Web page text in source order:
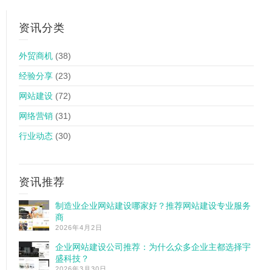
资讯分类
外贸商机 (38)
经验分享 (23)
网站建设 (72)
网络营销 (31)
行业动态 (30)
资讯推荐
制造业企业网站建设哪家好？推荐网站建设专业服务
商
2026年4月2日
企业网站建设公司推荐：为什么众多企业主都选择宇
盛科技？